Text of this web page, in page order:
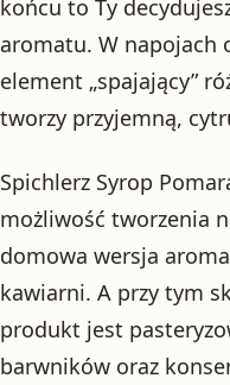
końcu to Ty
aromatu. W napojach
element „spajający”
tworzy przyjemną,
Spichlerz Syrop
możliwość tworzenia
domowa wersja
kawiarni. A przy tym
produkt jest
barwników oraz